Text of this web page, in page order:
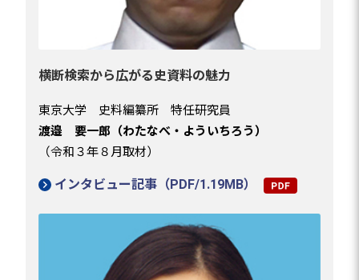
横断検索から広がる史資料の魅力
東京大学 史料編纂所 特任研究員
渡邉 要一郎（わたなべ・よういちろう）
（令和３年８月取材）
インタビュー記事（PDF/1.19MB）